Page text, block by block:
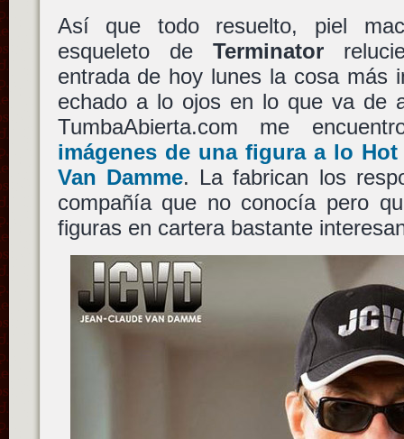
Así que todo resuelto, piel
esqueleto de Terminator
entrada de hoy lunes la cosa más
echado a lo ojos en lo que va de
TumbaAbierta.com me
imágenes de una figura a lo Hot
Van Damme. La fabrican los
compañía que no conocía pero
figuras en cartera bastante